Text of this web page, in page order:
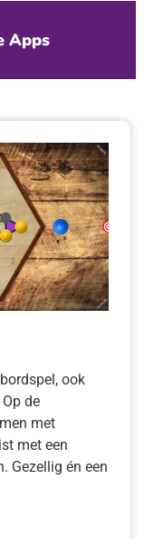
Apps
ook
de
met
met een
Gezellig én een